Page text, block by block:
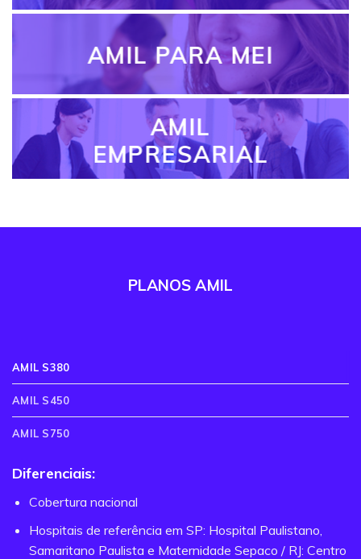
AMIL PARA MEI
AMIL
EMPRESARIAL
PLANOS AMIL
AMIL S380
AMIL S450
AMIL S750
Diferenciais:
Cobertura nacional
Hospitais de referência em SP: Hospital Paulistano,
Samaritano Paulista e Maternidade Sepaco / RJ: Centro